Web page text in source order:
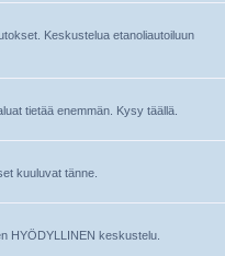
Keskustelua etanoliautoiluun
tietää enemmän. Kysy täällä.
kuuluvat tänne.
HYÖDYLLINEN keskustelu.